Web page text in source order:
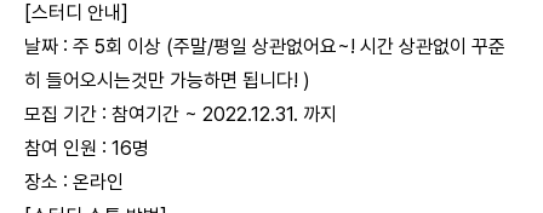
[스터디 안내]
날짜 : 주 5회 이상 (주말/평일 상관없어요~! 시간 상관없이 꾸준
히 들어오시는것만 가능하면 됩니다! )
모집 기간 : 참여기간 ~ 2022.12.31. 까지
참여 인원 : 16명
장소 : 온라인